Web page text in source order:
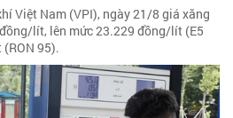
Việt Nam (VPI), ngày 21/8 giá xăng
lít, lên mức 23.229 đồng/lít (E5
95).